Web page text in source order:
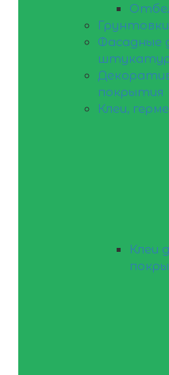
Фасадные
покрытия
Клеи,
Клеи